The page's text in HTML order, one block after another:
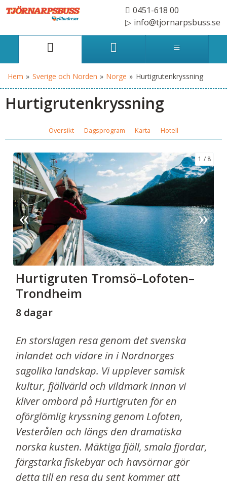
0451-618 00
info@tjornarpsbuss.se
Hem » Sverige och Norden » Norge » Hurtigrutenkryssning
Hurtigrutenkryssning
Översikt Dagsprogram Karta Hotell
1 8
Hurtigruten Tromsö–Lofoten–
Trondheim
8 dagar
En storslagen resa genom det svenska
inlandet och vidare in i Nordnorges
sagolika landskap. Vi upplever samisk
kultur, fjällvärld och vildmark innan vi
kliver ombord på Hurtigruten för en
oförglömlig kryssning genom Lofoten,
Vesterålen och längs den dramatiska
norska kusten. Mäktiga fjäll, smala fjordar,
färgstarka fiskebyar och havsörnar gör
detta till en resa du sent kommer att